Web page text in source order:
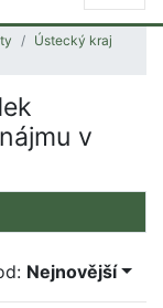
Ústecký kraj
v
Nejnovější